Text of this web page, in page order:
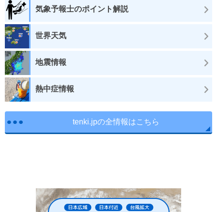
気象予報士のポイント解説
世界天気
地震情報
熱中症情報
tenki.jpの全情報はこちら